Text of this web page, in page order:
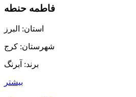
فاطمه حنطه
استان: البرز
شهرستان: کرج
برند: آبرنگ
بیشتر